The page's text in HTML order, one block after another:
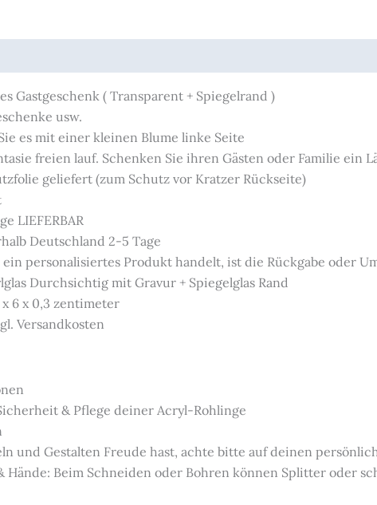
Gastgeschenk ( Transparent + Spiegelrand )
usw.
es mit einer kleinen Blume linke Seite
freien lauf. Schenken Sie ihren Gästen oder Familie ein
geliefert (zum Schutz vor Kratzer Rückseite)
LIEFERBAR
Deutschland 2-5 Tage
ein personalisiertes Produkt handelt, ist die Rückgabe oder
Durchsichtig mit Gravur + Spiegelglas Rand
x 6 x 0,3 zentimeter
Versandkosten
& Pflege deiner Acryl-Rohlinge
und Gestalten Freude hast, achte bitte auf deinen
Hände: Beim Schneiden oder Bohren können Splitter oder